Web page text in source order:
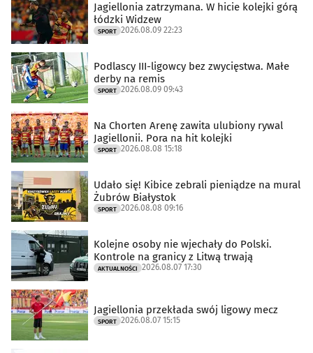
Jagiellonia zatrzymana. W hicie kolejki górą
łódzki Widzew
SPORT 2026.08.09 22:23
Podlascy III-ligowcy bez zwycięstwa. Małe
derby na remis
SPORT 2026.08.09 09:43
Na Chorten Arenę zawita ulubiony rywal
Jagiellonii. Pora na hit kolejki
SPORT 2026.08.08 15:18
Udało się! Kibice zebrali pieniądze na mural
Żubrów Białystok
SPORT 2026.08.08 09:16
Kolejne osoby nie wjechały do Polski.
Kontrole na granicy z Litwą trwają
AKTUALNOŚCI 2026.08.07 17:30
Jagiellonia przekłada swój ligowy mecz
SPORT 2026.08.07 15:15